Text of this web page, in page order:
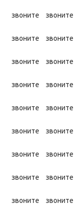
звоните звоните
звоните
звоните
звоните звоните
звоните
звоните
звоните звоните
звоните
звоните
звоните звоните
звоните
звоните
звоните звоните